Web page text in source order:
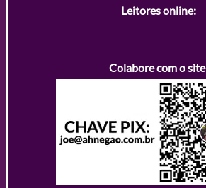
Leitores online:
Colabore com o